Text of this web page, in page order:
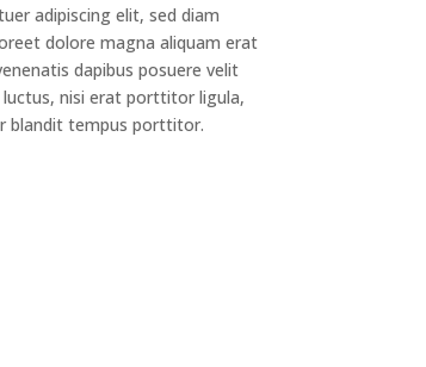
adipiscing elit, sed diam
dolore magna aliquam erat
dapibus posuere velit
nisi erat porttitor ligula,
blandit tempus porttitor.